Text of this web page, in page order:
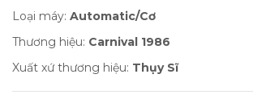
Loại máy: Automatic/Cơ
Thương hiệu: Carnival 1986
Xuất xứ thương hiệu: Thụy Sĩ